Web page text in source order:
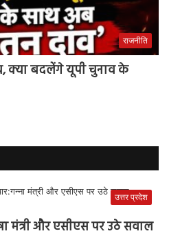
राजनीति
क्या बदलेंगे यूपी चुनाव के
उत्तर प्रदेश
मंत्री और एसीएस पर उठे सवाल